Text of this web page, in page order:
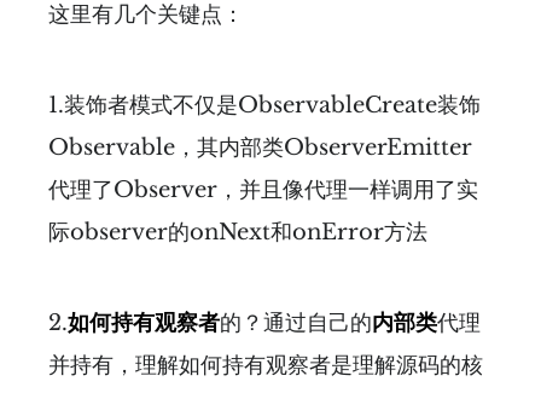
这里有几个关键点：
1.装饰者模式不仅是ObservableCreate装饰
Observable，其内部类ObserverEmitter
代理了Observer，并且像代理一样调用了实
际observer的onNext和onError方法
2.如何持有观察者的？通过自己的内部类代理
并持有，理解如何持有观察者是理解源码的核